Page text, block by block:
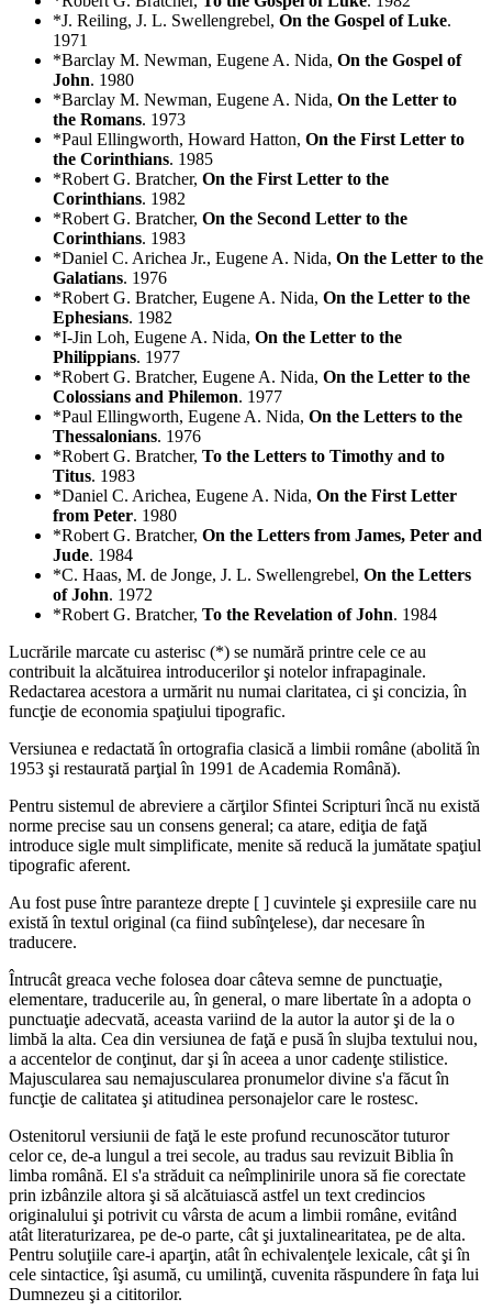
*J. Reiling, J. L. Swellengrebel, On the Gospel of Luke.
1971
*Barclay M. Newman, Eugene A. Nida, On the Gospel of
John. 1980
*Barclay M. Newman, Eugene A. Nida, On the Letter to
the Romans. 1973
*Paul Ellingworth, Howard Hatton, On the First Letter to
the Corinthians. 1985
*Robert G. Bratcher, On the First Letter to the
Corinthians. 1982
*Robert G. Bratcher, On the Second Letter to the
Corinthians. 1983
*Daniel C. Arichea Jr., Eugene A. Nida, On the Letter to the
Galatians. 1976
*Robert G. Bratcher, Eugene A. Nida, On the Letter to the
Ephesians. 1982
*I-Jin Loh, Eugene A. Nida, On the Letter to the
Philippians. 1977
*Robert G. Bratcher, Eugene A. Nida, On the Letter to the
Colossians and Philemon. 1977
*Paul Ellingworth, Eugene A. Nida, On the Letters to the
Thessalonians. 1976
*Robert G. Bratcher, To the Letters to Timothy and to
Titus. 1983
*Daniel C. Arichea, Eugene A. Nida, On the First Letter
from Peter. 1980
*Robert G. Bratcher, On the Letters from James, Peter and
Jude. 1984
*C. Haas, M. de Jonge, J. L. Swellengrebel, On the Letters
of John. 1972
*Robert G. Bratcher, To the Revelation of John. 1984
Lucrările marcate cu asterisc (*) se numără printre cele ce au
contribuit la alcătuirea introducerilor şi notelor infrapaginale.
Redactarea acestora a urmărit nu numai claritatea, ci şi concizia, în
funcţie de economia spaţiului tipografic.
Versiunea e redactată în ortografia clasică a limbii române (abolită în
1953 şi restaurată parţial în 1991 de Academia Română).
Pentru sistemul de abreviere a cărţilor Sfintei Scripturi încă nu există
norme precise sau un consens general; ca atare, ediţia de faţă
introduce sigle mult simplificate, menite să reducă la jumătate spaţiul
tipografic aferent.
Au fost puse între paranteze drepte [ ] cuvintele şi expresiile care nu
există în textul original (ca fiind subînţelese), dar necesare în
traducere.
Întrucât greaca veche folosea doar câteva semne de punctuaţie,
elementare, traducerile au, în general, o mare libertate în a adopta o
punctuaţie adecvată, aceasta variind de la autor la autor şi de la o
limbă la alta. Cea din versiunea de faţă e pusă în slujba textului nou,
a accentelor de conţinut, dar şi în aceea a unor cadenţe stilistice.
Majuscularea sau nemajuscularea pronumelor divine s'a făcut în
funcţie de calitatea şi atitudinea personajelor care le rostesc.
Ostenitorul versiunii de faţă le este profund recunoscător tuturor
celor ce, de-a lungul a trei secole, au tradus sau revizuit Biblia în
limba română. El s'a străduit ca neîmplinirile unora să fie corectate
prin izbânzile altora şi să alcătuiască astfel un text credincios
originalului şi potrivit cu vârsta de acum a limbii române, evitând
atât literaturizarea, pe de-o parte, cât şi juxtalinearitatea, pe de alta.
Pentru soluţiile care-i aparţin, atât în echivalenţele lexicale, cât şi în
cele sintactice, îşi asumă, cu umilinţă, cuvenita răspundere în faţa lui
Dumnezeu şi a cititorilor.